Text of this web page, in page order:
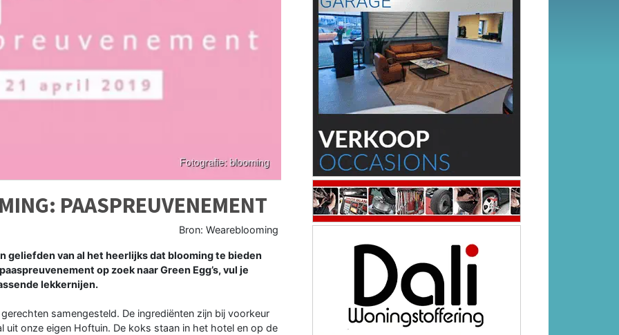
PAASPREUVENEMENT
Bron: Weareblooming
geliefden van al het heerlijks dat blooming te bieden
op zoek naar Green Egg’s, vul je
lekkernijen.
samengesteld. De ingrediënten zijn bij voorkeur
uit onze eigen Hoftuin. De koks staan in het hotel en op de